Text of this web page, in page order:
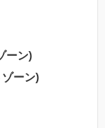
ーン)
ーン)